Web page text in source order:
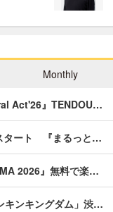
Monthly
Act'26』TENDOU…
タート 『まるっと…
2026』無料で楽…
キンキングダム」渋…